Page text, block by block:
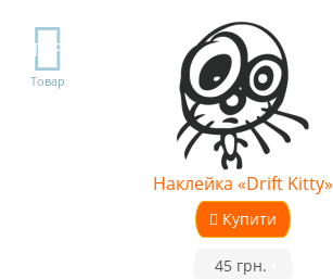
TOP
Товар
Наклейка «Drift Kitty»
Купити
45 грн.